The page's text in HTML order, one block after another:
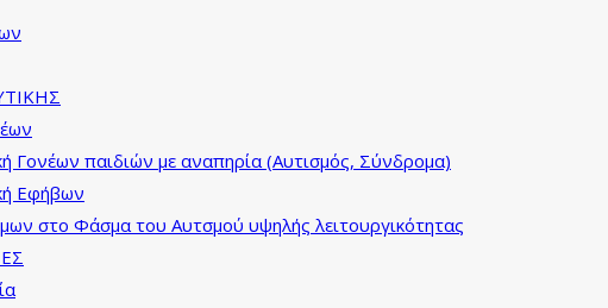
Γονέων παιδιών με αναπηρία (Αυτισμός, Σύνδρομα)
Εφήβων
στο Φάσμα του Αυτσμού υψηλής λειτουργικότητας